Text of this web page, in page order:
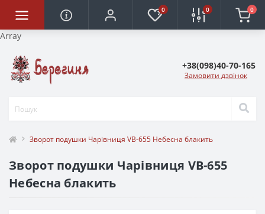
Array
0 0 0
+38(098)40-70-165
Замовити дзвінок
Зворот подушки Чарівниця VB-655 Небесна блакить
Зворот подушки Чарівниця VB-655
Небесна блакить